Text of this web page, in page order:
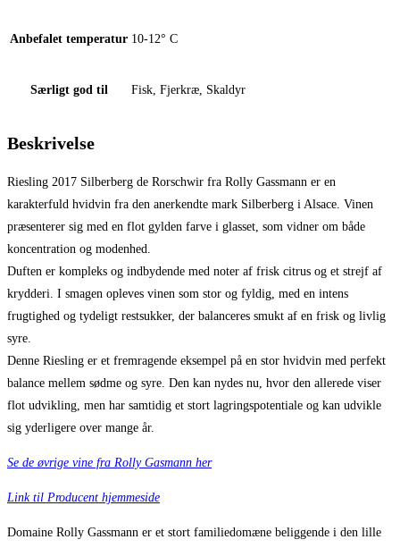
Anbefalet temperatur 10-12° C
Særligt god til Fisk, Fjerkræ, Skaldyr
Beskrivelse
Riesling 2017 Silberberg de Rorschwir fra Rolly Gassmann er en
karakterfuld hvidvin fra den anerkendte mark Silberberg i Alsace. Vinen
præsenterer sig med en flot gylden farve i glasset, som vidner om både
koncentration og modenhed.
Duften er kompleks og indbydende med noter af frisk citrus og et strejf af
krydderi. I smagen opleves vinen som stor og fyldig, med en intens
frugtighed og tydeligt restsukker, der balanceres smukt af en frisk og livlig
syre.
Denne Riesling er et fremragende eksempel på en stor hvidvin med perfekt
balance mellem sødme og syre. Den kan nydes nu, hvor den allerede viser
flot udvikling, men har samtidig et stort lagringspotentiale og kan udvikle
sig yderligere over mange år.
Se de øvrige vine fra Rolly Gasmann her
Link til Producent hjemmeside
Domaine Rolly Gassmann er et stort familiedomæne beliggende i den lille